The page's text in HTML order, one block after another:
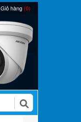
Giỏ hàng(0)